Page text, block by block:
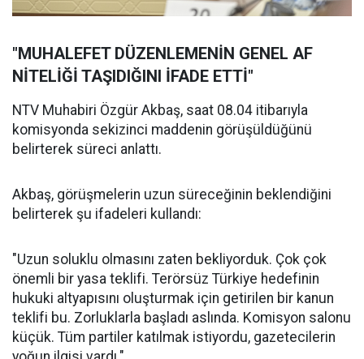
"MUHALEFET DÜZENLEMENİN GENEL AF
NİTELİĞİ TAŞIDIĞINI İFADE ETTİ"
NTV Muhabiri Özgür Akbaş, saat 08.04 itibarıyla
komisyonda sekizinci maddenin görüşüldüğünü
belirterek süreci anlattı.
Akbaş, görüşmelerin uzun süreceğinin beklendiğini
belirterek şu ifadeleri kullandı:
"Uzun soluklu olmasını zaten bekliyorduk. Çok çok
önemli bir yasa teklifi. Terörsüz Türkiye hedefinin
hukuki altyapısını oluşturmak için getirilen bir kanun
teklifi bu. Zorluklarla başladı aslında. Komisyon salonu
küçük. Tüm partiler katılmak istiyordu, gazetecilerin